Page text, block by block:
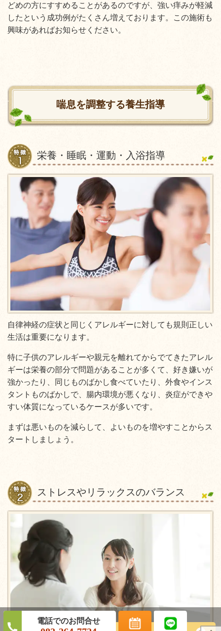
どめの方にすすめることがあるのですが、強い痒みが軽減
したという成功例がたくさん増えております。この施術も
興味があればお知らせください。
喘息を調整する養生指導
栄養・睡眠・運動・入浴指導
自律神経の症状と同じくアレルギーに対しても規則正しい
生活は重要になります。
特に子供のアレルギーや親元を離れてからでてきたアレル
ギーは栄養の部分で問題があることが多くて、好き嫌いが
強かったり、同じものばかし食べていたり、外食やインス
タントものばかしで、腸内環境が悪くなり、炎症ができや
すい体質になっているケースが多いです。
まずは悪いものを減らして、よいものを増やすことからス
タートしましょう。
ストレスやリラックスのバランス